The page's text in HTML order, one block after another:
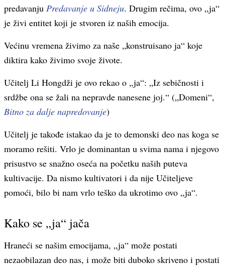
predavanju Predavanje u Sidneju. Drugim rečima, ovo „ja“
je živi entitet koji je stvoren iz naših emocija.
Većinu vremena živimo za naše „konstruisano ja“ koje
diktira kako živimo svoje živote.
Učitelj Li Hongdži je ovo rekao o „ja“: „Iz sebičnosti i
srdžbe ona se žali na nepravde nanesene joj.“ („Domeni“,
Bitno za dalje napredovanje)
Učitelj je takođe istakao da je to demonski deo nas koga se
moramo rešiti. Vrlo je dominantan u svima nama i njegovo
prisustvo se snažno oseća na početku naših puteva
kultivacije. Da nismo kultivatori i da nije Učiteljeve
pomoći, bilo bi nam vrlo teško da ukrotimo ovo „ja“.
Kako se „ja“ jača
Hraneći se našim emocijama, „ja“ može postati
nezaobilazan deo nas, i može biti duboko skriveno i postati